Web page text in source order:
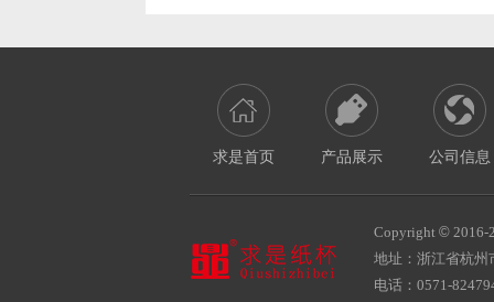
求是首页 产品展示 公司信息
Copyright © 2016-
地址：浙江省杭
电话：0571-